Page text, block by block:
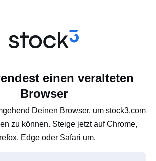
einen veralteten
Browser
Deinen Browser, um stock3.com
zu können. Steige jetzt auf Chrome,
Edge oder Safari um.